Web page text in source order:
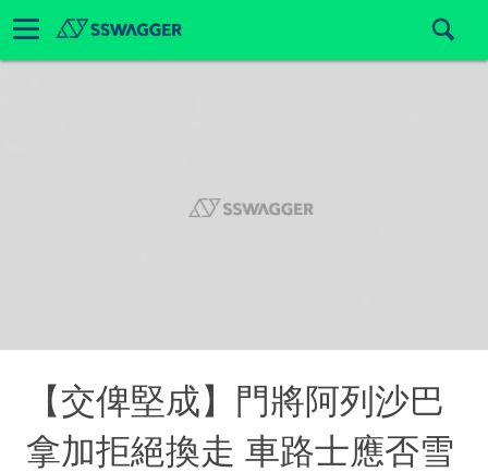
【交俾堅成】門將阿列沙巴
拿加拒絕換走 車路士應否雪